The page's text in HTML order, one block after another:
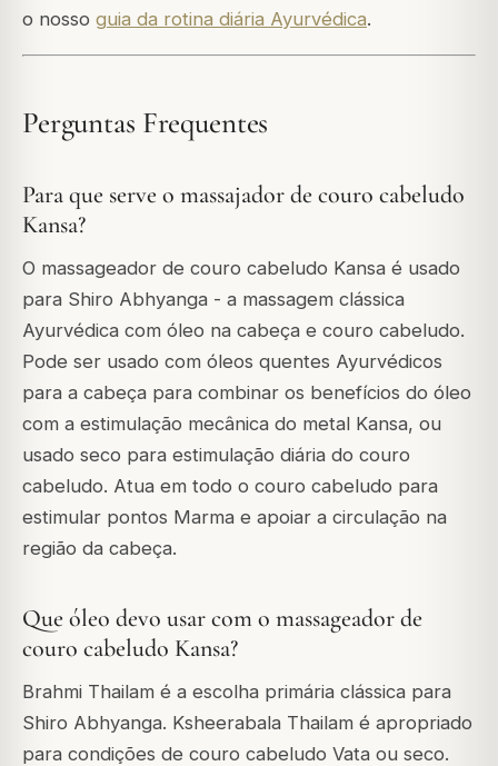
o nosso guia da rotina diária Ayurvédica.
Perguntas Frequentes
Para que serve o massajador de couro cabeludo
Kansa?
O massageador de couro cabeludo Kansa é usado
para Shiro Abhyanga - a massagem clássica
Ayurvédica com óleo na cabeça e couro cabeludo.
Pode ser usado com óleos quentes Ayurvédicos
para a cabeça para combinar os benefícios do óleo
com a estimulação mecânica do metal Kansa, ou
usado seco para estimulação diária do couro
cabeludo. Atua em todo o couro cabeludo para
estimular pontos Marma e apoiar a circulação na
região da cabeça.
Que óleo devo usar com o massageador de
couro cabeludo Kansa?
Brahmi Thailam é a escolha primária clássica para
Shiro Abhyanga. Ksheerabala Thailam é apropriado
para condições de couro cabeludo Vata ou seco.